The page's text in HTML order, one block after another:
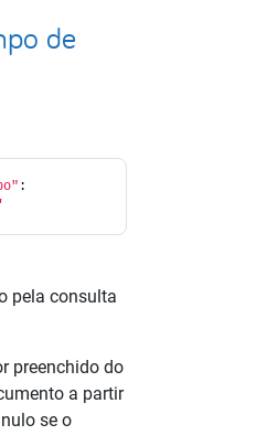
de
pela consulta
preenchido do
a partir
se o